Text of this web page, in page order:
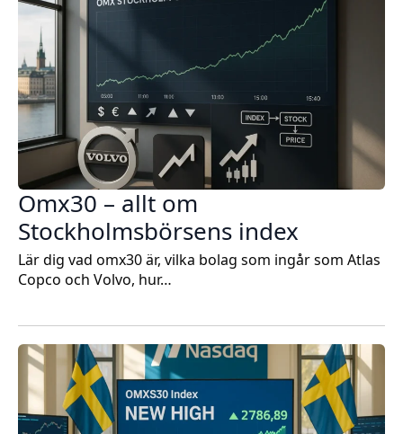
Omx30 – allt om
Stockholmsbörsens index
Lär dig vad omx30 är, vilka bolag som ingår som Atlas
Copco och Volvo, hur…